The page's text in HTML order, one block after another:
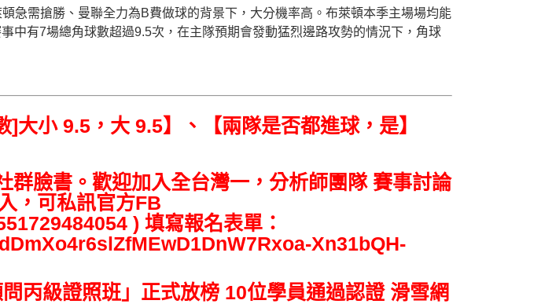
急需搶勝、曼聯全力為B費做球的背景下，大分機率高。布萊頓本季主場場均能
中有7場總角球數超過9.5次，在主隊預期會發動猛烈邊路攻勢的情況下，角球
小 9.5，大 9.5】、【兩隊是否都進球，是】
臉書。歡迎加入全台灣一，分析師團隊 賽事討論
，可私訊官方FB
) 填寫報名表單：
Xn31bQH-
丙級證照班」正式放榜 10位學員通過認證 滑雪網